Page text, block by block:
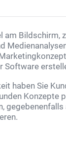
am Bildschirm,
Software
haben Sie
Konzepte
gegebenenfalls